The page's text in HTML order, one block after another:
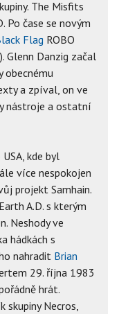
The Misfits
Po čase se novým
Flag ROBO
). Glenn Danzig začal
obecnému
a zpíval, on ve
nástroje a ostatní
kde byl
více nespokojen
projekt Samhain.
A.D. s kterým
Neshody ve
hádkách s
nahradit Brian
29. října 1983
hrát.
skupiny Necros,